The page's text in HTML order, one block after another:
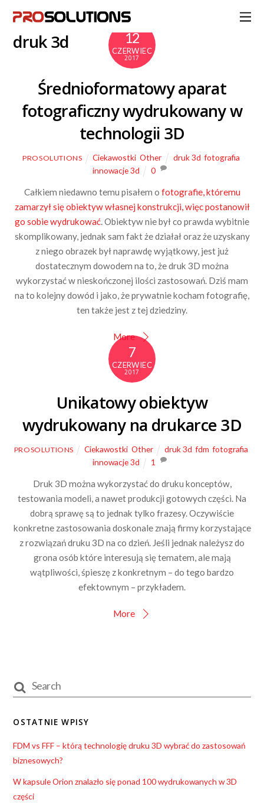
druk 3d 12
CZERWIEC
2017
Średnioformatowy aparat
fotograficzny wydrukowany w
technologii 3D
PROSOLUTIONS Ciekawostki ,Other druk 3d ,fotografia
innowacje 3d
0
Całkiem niedawno temu pisałem o fotografie, któremu
zamarzył się obiektyw własnej konstrukcji, więc postanowił
go sobie wydrukować. Obiektyw nie był co prawda wybitnie
skomplikowany, jednak sam fakt że działał oraz że uzyskany
z niego obrazek był naprawdę wyjątkowy, jest już
dostatecznym dowodem na to, że druk 3D można
wykorzystać w nieskończonej ilości zastosowań. Dziś mam
na to kolejny dowód i jako, że prywatnie kocham fotografię,
ten także jest z tej dziedziny.
More
7
CZERWIEC
2017
Unikatowy obiektyw
wydrukowany na drukarce 3D
PROSOLUTIONS Ciekawostki, Other druk 3d ,fdm ,fotografia
innowacje 3d
1
Druk 3D można wykorzystać do druku konceptów,
testowania modeli, a nawet produkcji gotowych części. Na
dobrą sprawę są to jednak tylko frazesy. Oczywiście
konkretne zastosowania doskonale znają firmy korzystające
z rozwiązań druku 3D na co dzień. Jeśli jednak należysz do
grona osób które interesują się tematem, ale mają
wątpliwości, śpieszę z konkretnym – do tego bardzo
efektownym – przykładem.
More
OSTATNIE WPISY
FDM vs FFF – którą technologię druku 3D wybrać do zastosowań
biznesowych?
W kapsule Orion znalazło się ponad 100 wydrukowanych w 3D
części